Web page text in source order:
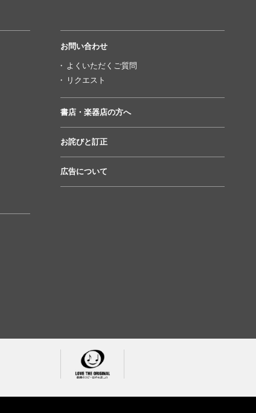
お問い合わせ
よくいただくご質問
リクエスト
書店・楽器店の方へ
お詫びと訂正
広告について